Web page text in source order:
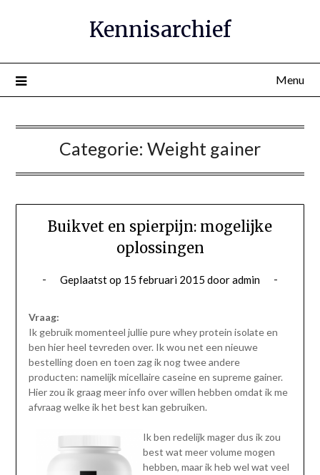
inhoud
Kennisarchief
Menu
Categorie: Weight gainer
Buikvet en spierpijn: mogelijke
oplossingen
Geplaatst op 15 februari 2015 dooradmin
Vraag:
Ik gebruik momenteel jullie pure whey protein isolate en
ben hier heel tevreden over. Ik wou net een nieuwe
bestelling doen en toen zag ik nog twee andere
producten: namelijk micellaire caseine en supreme gainer.
Hier zou ik graag meer info over willen hebben omdat ik me
afvraag welke ik het best kan gebruiken.
Ik ben redelijk mager dus ik zou
best wat meer volume mogen
hebben, maar ik heb wel wat veel